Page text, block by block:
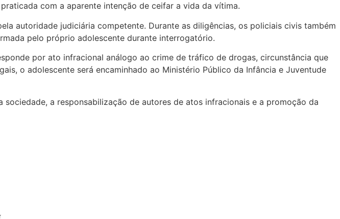
com a aparente intenção de ceifar a vida da vítima.
autoridade judiciária competente. Durante as diligências, os policiais civis também
pelo próprio adolescente durante interrogatório.
por ato infracional análogo ao crime de tráfico de drogas, circunstância que
o adolescente será encaminhado ao Ministério Público da Infância e Juventude
a responsabilização de autores de atos infracionais e a promoção da